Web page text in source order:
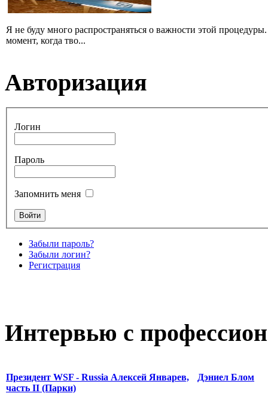
Я не буду много распространяться о важности этой
момент, когда тво...
Авторизация
Логин
Пароль
Запомнить меня
Забыли пароль?
Забыли логин?
Регистрация
Интервью с
Президент WSF - Russia Алексей Январев,
часть II (Парки)
Дэниел Блом